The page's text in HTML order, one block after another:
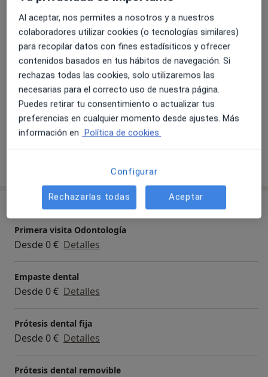
Fotos y vídeos
Ver galería (8)
sobre la experiencia
Servicios y precios
Primera visita Odontología
Desde 0 € Detalles
Empaste dental
Desde 0 € Detalles
Prótesis dental fija
Desde 0 € Detalles
Prótesis dental removible
Al aceptar, nos permites a nosotros y a nuestros
colaboradores utilizar cookies (o tecnologías similares)
para recopilar datos con fines estadísiticos y ofrecer
contenidos basados en tus hábitos de navegación. Si
rechazas todas las cookies, solo utilizaremos las
necesarias para el correcto uso de nuestra página.
Puedes retirar tu consentimiento o actualizar tus
preferencias en cualquier momento desde ajustes. Más
información en Política de cookies.
Configurar
Rechazarlas todas Aceptar